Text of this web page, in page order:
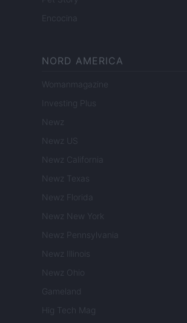
Encocina
NORD AMERICA
Womanmagazine
Investing Plus
Newz
Newz US
Newz California
Newz Texas
Newz Florida
Newz New York
Newz Pennsylvania
Newz Illinois
Newz Ohio
Gameland
Hig Tech Mag